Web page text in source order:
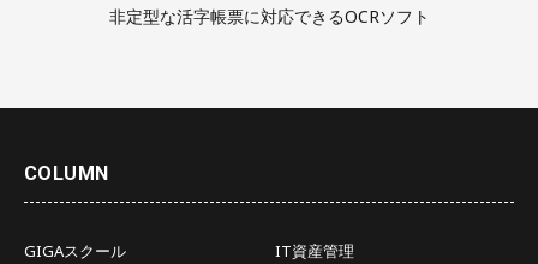
非定型な活字帳票に対応できるOCRソフト
COLUMN
GIGAスクール
IT資産管理